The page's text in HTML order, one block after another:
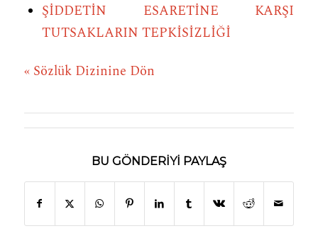
ŞİDDETİN ESARETİNE KARŞI
TUTSAKLARIN TEPKİSİZLİĞİ
« Sözlük Dizinine Dön
BU GÖNDERIYI PAYLAŞ